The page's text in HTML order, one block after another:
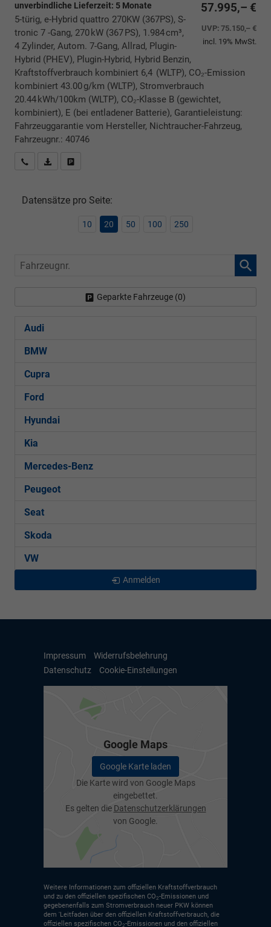
57.995,– €
UVP:75.150,– €
incl. 19% MwSt.
unverbindliche Lieferzeit: 5 Monate
5-türig, e-Hybrid quattro 270KW (367PS), S-
tronic 7 -Gang, 270 kW (367 PS), 1.984 cm³,
4 Zylinder, Autom. 7-Gang, Allrad, Plugin-
Hybrid (PHEV), Plugin-Hybrid, Hybrid Benzin,
Kraftstoffverbrauch kombiniert 6,4 (WLTP), CO₂-Emission
kombiniert 43.00 g/km (WLTP), Stromverbrauch
20.44 kWh/100km (WLTP), CO₂-Klasse B (gewichtet,
kombiniert), E (bei entladener Batterie), Garantieleistung:
Fahrzeuggarantie vom Hersteller, Nichtraucher-Fahrzeug,
Fahrzeugnr.: 40746
Rückrufbitte absenden
PDF-Datei, Fahrzeugexposé drucken
Datensätze pro Seite:
10 20 50 100 250
Fahrzeugnr.
Geparkte Fahrzeuge (0)
Audi
BMW
Cupra
Ford
Hyundai
Kia
Mercedes-Benz
Peugeot
Seat
Skoda
VW
Anmelden
Impressum
Widerrufsbelehrung
Datenschutz
Cookie-Einstellungen
Google Maps
Google Karte laden
Die Karte wird von Google Maps
eingebettet.
Es gelten die Datenschutzerklärungen
von Google.
Weitere Informationen zum offiziellen Kraftstoffverbrauch
und zu den offiziellen spezifischen CO2-Emissionen und
gegebenenfalls zum Stromverbrauch neuer PKW können
dem 'Leitfaden über den offiziellen Kraftstoffverbrauch, die
offiziellen spezifischen CO2-Emissionen und den offiziellen